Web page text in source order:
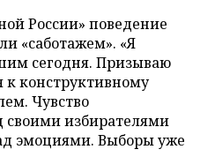
России» поведение
«саботажем». «Я
сегодня. Призываю
к конструктивному
Чувство
своими избирателями
эмоциями. Выборы уже